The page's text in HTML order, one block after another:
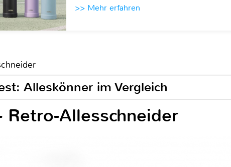
>> Mehr erfahren
Alleskönner im Vergleich
Retro-Allesschneider